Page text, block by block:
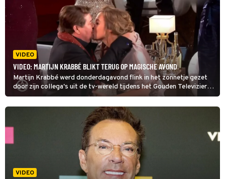
VIDEO
VIDEO: MARTIJN KRABBÉ BLIKT TERUG OP MAGISCHE AVOND
Martijn Krabbé werd donderdagavond flink in het zonnetje gezet
door zijn collega's uit de tv-wereld tijdens het Gouden Televizier-
Ring Gala. Een staande ovatie en de winst van de ring beste
presentator emotioneerde hem zichtbaar. Op social media heeft
VIDEO